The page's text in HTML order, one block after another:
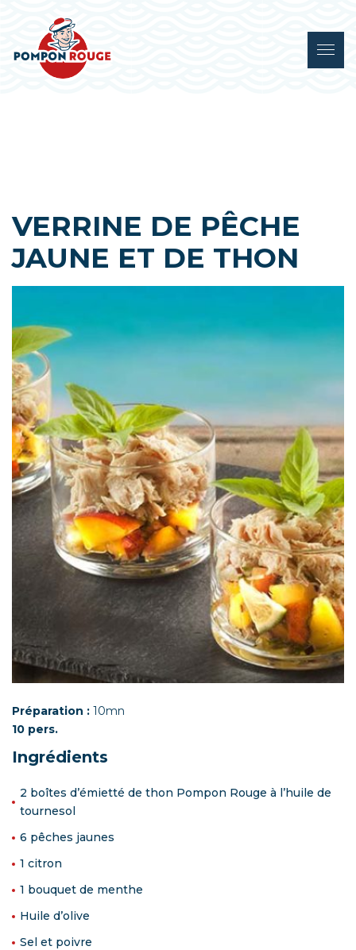
VERRINE DE PÊCHE
JAUNE ET DE THON
Préparation : 10mn
10 pers.
Ingrédients
2 boîtes d’émietté de thon Pompon Rouge à l’huile de
tournesol
6 pêches jaunes
1 citron
1 bouquet de menthe
Huile d’olive
Sel et poivre